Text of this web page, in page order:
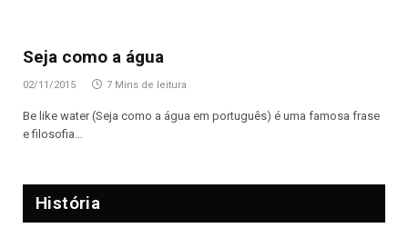
Seja como a água
02/11/2015 7 Mins de leitura
Be like water (Seja como a água em português) é uma famosa frase
e filosofia…
História